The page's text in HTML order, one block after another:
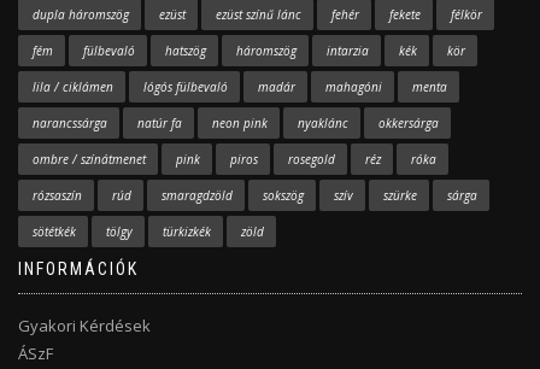
dupla háromszög ezüst ezüst színű lánc fehér fekete félkör
fém fülbevaló hatszög háromszög intarzia kék kör
lila / ciklámen lógós fülbevaló madár mahagóni menta
narancssárga natúr fa neon pink nyaklánc okkersárga
ombre / színátmenet pink piros rosegold réz róka
rózsaszín rúd smaragdzöld sokszög szív szürke sárga
sötétkék tölgy türkizkék zöld
INFORMÁCIÓK
Gyakori Kérdések
ÁSzF